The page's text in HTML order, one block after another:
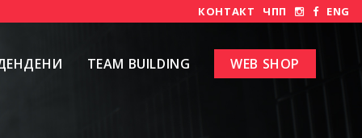
ENG
ЧПП
КОНТАКТ
TEAM BUILDING WEB SHOP